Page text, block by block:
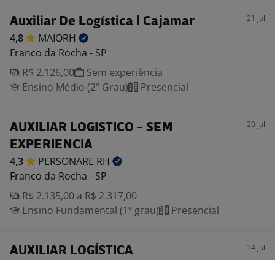
Auxiliar De Logística | Cajamar 21 jul
4,8
MAIORH
Franco da Rocha - SP
R$ 2.126,00
Sem experiência
Ensino Médio (2º Grau)
Presencial
AUXILIAR LOGISTICO - SEM
EXPERIENCIA
20 jul
4,3 PERSONARE RH
Franco da Rocha - SP
R$ 2.135,00 a R$ 2.317,00
Ensino Fundamental (1º grau)
Presencial
AUXILIAR LOGÍSTICA 14 jul